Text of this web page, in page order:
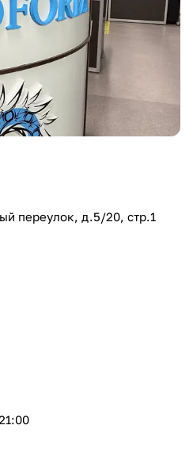
переулок, д.5/20, стр.1